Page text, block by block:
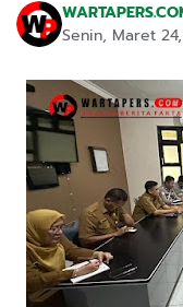
Senin, Maret